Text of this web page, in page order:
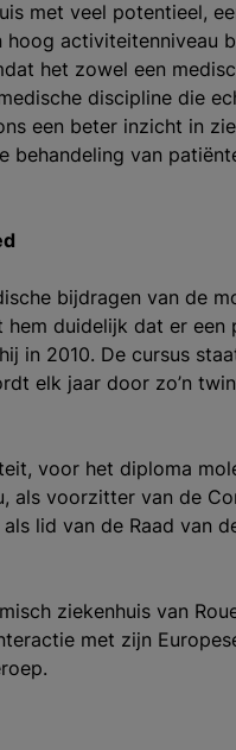
met veel potentieel,
activiteitenniveau
het zowel een
discipline die
een beter inzicht in
behandeling van
bijdragen van de
duidelijk dat er
in 2010. De cursus
elk jaar door zo’n
voor het diploma
als voorzitter van de
lid van de Raad van
ziekenhuis van
met zijn